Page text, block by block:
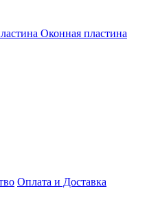
Оконная пластина
Оплата и Доставка